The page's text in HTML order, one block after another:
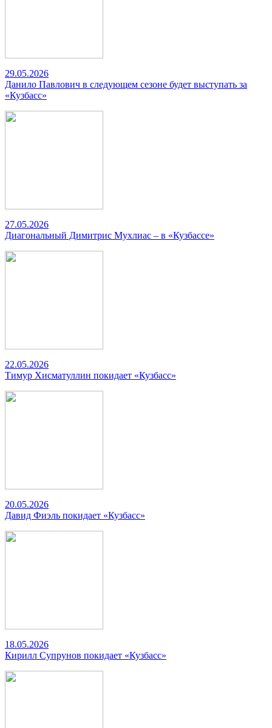
29.05.2026
Данило Павлович в следующем сезоне будет выступать за
«Кузбасс»
27.05.2026
Диагональный Димитрис Мухлиас – в «Кузбассе»
22.05.2026
Тимур Хисматуллин покидает «Кузбасс»
20.05.2026
Давид Фиэль покидает «Кузбасс»
18.05.2026
Кирилл Супрунов покидает «Кузбасс»